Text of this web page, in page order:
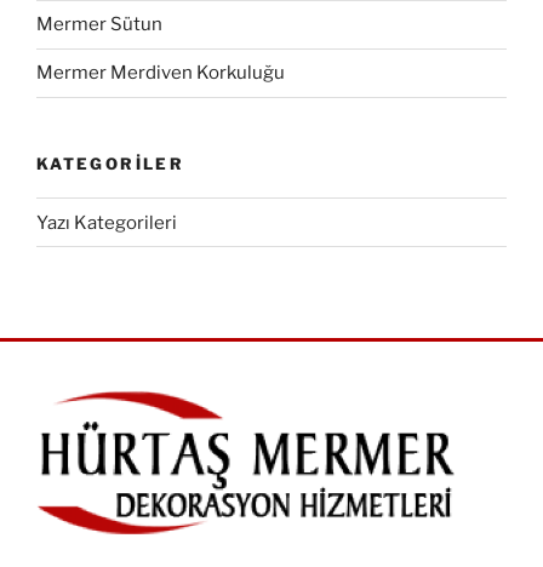
Mermer Sütun
Mermer Merdiven Korkuluğu
KATEGORILER
Yazı Kategorileri